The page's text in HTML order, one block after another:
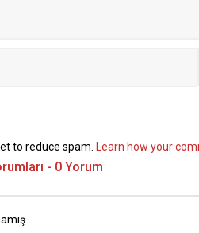
to reduce spam. Learn how your
- 0 Yorum